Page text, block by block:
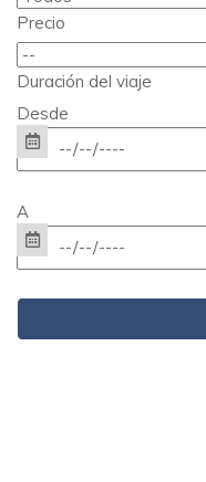
Precio
Duración del viaje
Desde
A